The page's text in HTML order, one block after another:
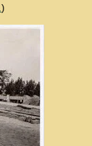
)